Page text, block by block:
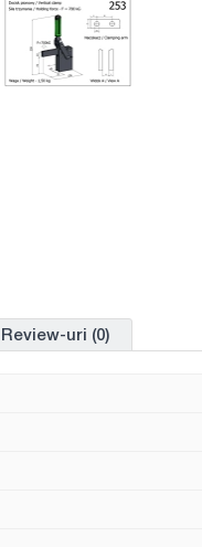
Review-uri (0)